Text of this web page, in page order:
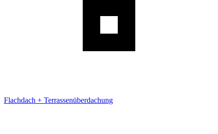
Flachdach + Terrassenüberdachung